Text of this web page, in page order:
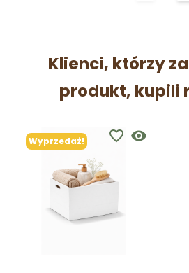
Klienci, którzy
produkt, kupili
Wyprzedaż! visibility
favorite_border